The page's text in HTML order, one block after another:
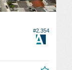
#2.354